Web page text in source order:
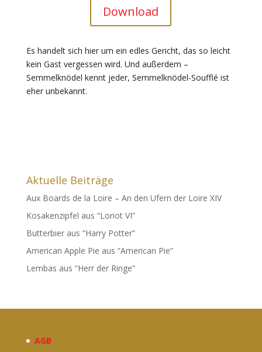
Download
Es handelt sich hier um ein edles Gericht, das so leicht
kein Gast vergessen wird. Und außerdem –
Semmelknödel kennt jeder, Semmelknödel-Soufflé ist
eher unbekannt.
Aktuelle Beiträge
Aux Boards de la Loire – An den Ufern der Loire XIV
Kosakenzipfel aus “Loriot VI”
Butterbier aus “Harry Potter”
American Apple Pie aus “American Pie”
Lembas aus “Herr der Ringe”
AGB